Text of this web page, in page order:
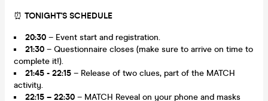
⏰ TONIGHT'S SCHEDULE
20:30 – Event start and registration.
21:30 – Questionnaire closes (make sure to arrive on time to
complete it!).
21:45 - 22:15 – Release of two clues, part of the MATCH
activity.
22:15 – 22:30 – MATCH Reveal on your phone and masks